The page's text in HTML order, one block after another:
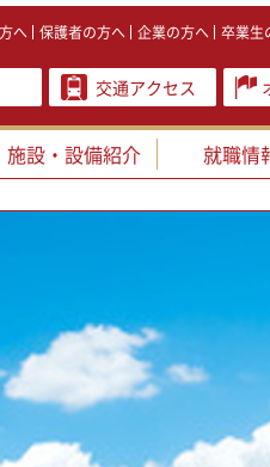
へ 保護者の方へ 企業の方へ 卒業生
交通アクセス
施設・設備紹介 就職情